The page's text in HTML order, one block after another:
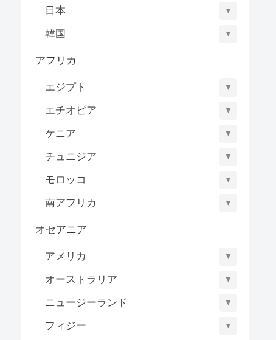
日本 ▼
韓国 ▼
アフリカ
エジプト ▼
エチオピア ▼
ケニア ▼
チュニジア ▼
モロッコ ▼
南アフリカ ▼
オセアニア
アメリカ ▼
オーストラリア ▼
ニュージーランド ▼
フィジー ▼